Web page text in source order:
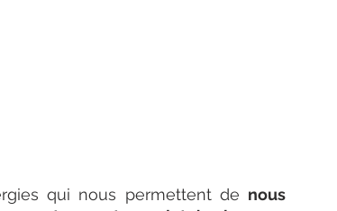
qui nous permettent de nous